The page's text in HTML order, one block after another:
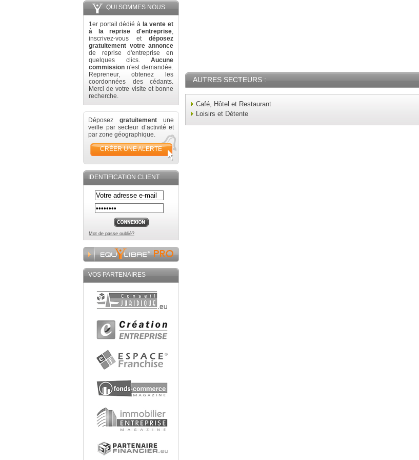
QUI SOMMES NOUS
1er portail dédié à la vente et
à la reprise d'entreprise,
inscrivez-vous et déposez
gratuitement votre annonce
de reprise d'entreprise en
quelques clics. Aucune
commission n'est demandée.
Repreneur, obtenez les
coordonnées des cédants.
Merci de votre visite et bonne
recherche.
Déposez gratuitement une
veille par secteur d’activité et
par zone géographique.
CRÉER UNE ALERTE
IDENTIFICATION CLIENT
Mot de passe oublié?
VOS PARTENAIRES
AUTRES SECTEURS :
Café, Hôtel et Restaurant
Loisirs et Détente